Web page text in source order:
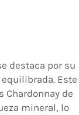
destaca por su
Este
Chardonnay de
mineral, lo